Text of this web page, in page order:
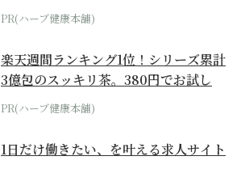
PR(ハーブ健康本舗)
楽天週間ランキング1位！シリーズ累計
3億包のスッキリ茶。380円でお試し
PR(ハーブ健康本舗)
1日だけ働きたい、を叶える求人サイト